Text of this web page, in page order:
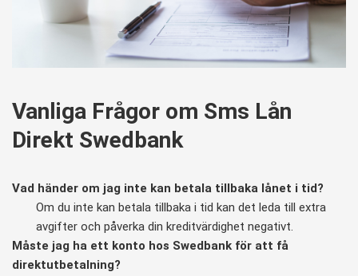
Vanliga Frågor om Sms Lån
Direkt Swedbank
Vad händer om jag inte kan betala tillbaka lånet i tid?
Om du inte kan betala tillbaka i tid kan det leda till extra
avgifter och påverka din kreditvärdighet negativt.
Måste jag ha ett konto hos Swedbank för att få
direktutbetalning?